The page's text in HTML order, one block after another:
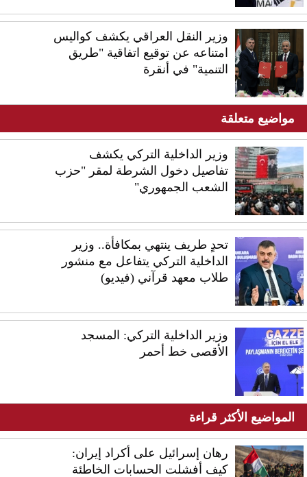
وزير النقل العراقي يكشف كواليس
امتناعه عن توقيع اتفاقية "طريق
التنمية" في أنقرة
مواضيع متعلقة
وزير الداخلية التركي يكشف
تفاصيل دخول الشرطة لمقر "حزب
الشعب الجمهوري"
تحدٍ طريف ينتهي بمكافأة.. وزير
الداخلية التركي يتفاعل مع منشور
طلاب معهد قرآني (فيديو)
وزير الداخلية التركي: المسجد
الأقصى خط أحمر
المواضيع الأكثر قراءة
رهان إسرائيل على أكراد إيران:
كيف أفشلت الحسابات الخاطئة